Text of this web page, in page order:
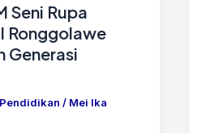
Seni Rupa
Ronggolawe
Generasi
Pendidikan / Mei Ika